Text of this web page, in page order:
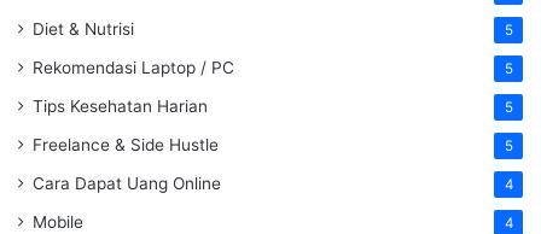
Diet & Nutrisi 5
Rekomendasi Laptop / PC 5
Tips Kesehatan Harian 5
Freelance & Side Hustle 5
Cara Dapat Uang Online 4
Mobile 4